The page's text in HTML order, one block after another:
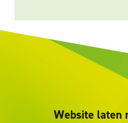
Website laten